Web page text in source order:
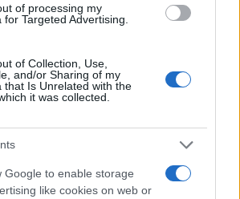
of processing my
Targeted Advertising.
of Collection, Use,
and/or Sharing of my
that Is Unrelated with the
it was collected.
Google to enable storage
like cookies on web or
θα παραμείνει διαθέσιμος
τους developers για περαιτέρω
αυτά, η κύρια ομάδα ανάπτυξης
με αυτόν. Αυτό σημαίνει ότι εάν
CyanogenMod σε κάποια συσκευή
είναι ότι δύσκολα θα λάβετε
αναβάθμιση.